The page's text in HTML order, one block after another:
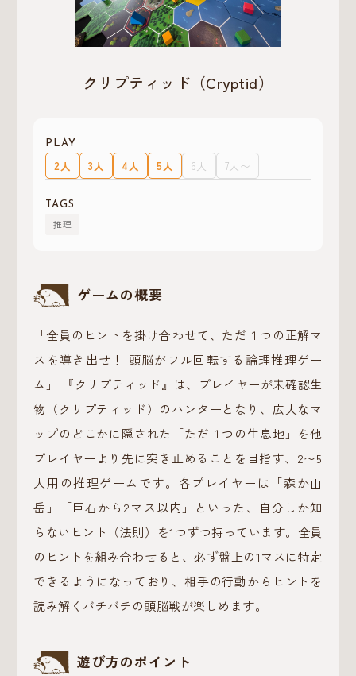
クリプティッド（Cryptid）
PLAY
2人 3人 4人 5人 6人 7人〜
TAGS
推理
ゲームの概要
「全員のヒントを掛け合わせて、ただ１つの正解マ
スを導き出せ！ 頭脳がフル回転する論理推理ゲー
ム」 『クリプティッド』は、プレイヤーが未確認生
物（クリプティッド）のハンターとなり、広大なマ
ップのどこかに隠された「ただ１つの生息地」を他
プレイヤーより先に突き止めることを目指す、2〜5
人用の推理ゲームです。各プレイヤーは「森か山
岳」「巨石から2マス以内」といった、自分しか知
らないヒント（法則）を1つずつ持っています。全員
のヒントを組み合わせると、必ず盤上の1マスに特定
できるようになっており、相手の行動からヒントを
読み解くバチバチの頭脳戦が楽しめます。
遊び方のポイント